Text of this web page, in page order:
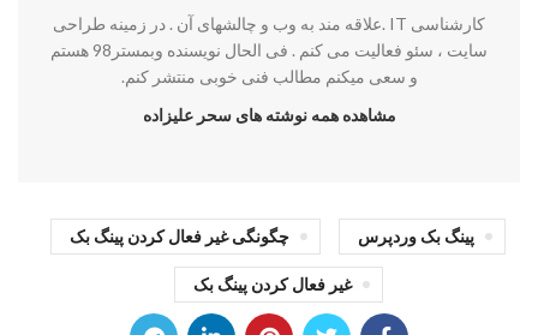
کارشناسی IT .علاقه مند به وب و چالشهای آن . در زمینه طراحی
سایت ، سئو فعالیت می کنم . فی الحال نویسنده وبمستر98 هستم
و سعی میکنم مطالب فنی خوبی منتشر کنم.
مشاهده همه نوشته های سحر علیزاده
پینگ بک وردپرس چگونگی غیر فعال کردن پینگ بک
غیر فعال کردن پینگ بک